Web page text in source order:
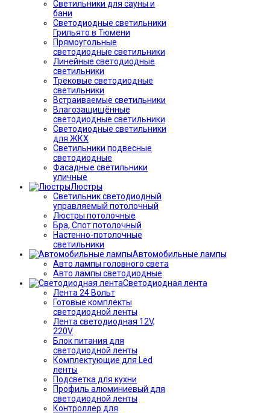
Светильники для сауны и
бани
Светодиодные светильники
Грильято в Тюмени
Прямоугольные
светодиодные светильники
Линейные светодиодные
светильники
Трековые светодиодные
светильники
Встраиваемые светильники
Влагозащищённые
светодиодные светильники
Светодиодные светильники
для ЖКХ
Светильники подвесные
светодиодные
Фасадные светильники
уличные
Люстры
Светильник светодиодный
управляемый потолочный
Люстры потолочные
Бра, Спот потолочный
Настенно-потолочные
светильники
Автомобильные лампы
Авто лампы головного света
Авто лампы светодиодные
Светодиодная лента
Лента 24 Вольт
Готовые комплекты
светодиодной ленты
Лента светодиодная 12V,
220V
Блок питания для
светодиодной ленты
Комплектующие для Led
ленты
Подсветка для кухни
Профиль алюминиевый для
светодиодной ленты
Контроллер для